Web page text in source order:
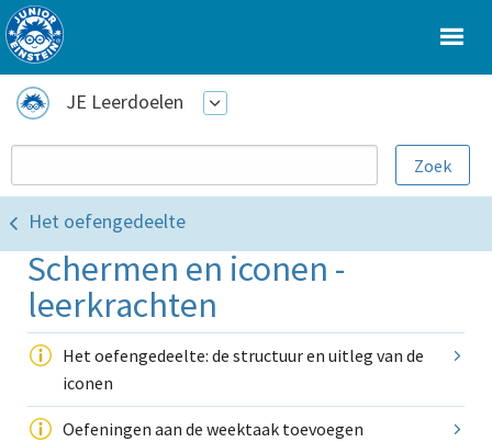
JE Leerdoelen
Het oefengedeelte
Schermen en iconen -
leerkrachten
Het oefengedeelte: de structuur en uitleg van de
iconen
Oefeningen aan de weektaak toevoegen